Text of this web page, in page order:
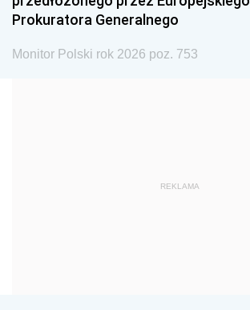
1978 1977
1975 1974
1959
Prokuratora Generalnego
Monitor Polski rok 2026 poz. 753
REKLAMA